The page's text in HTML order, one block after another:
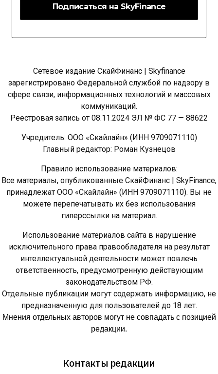
Сетевое издание СкайФинанс | Skyfinance
зарегистрировано Федеральной службой по надзору в
сфере связи, информационных технологий и массовых
коммуникаций.
Реестровая запись от 08.11.2024 ЭЛ № ФС 77 — 88622
Учредитель: ООО «Скайлайн» (ИНН 9709071110)
Главный редактор: Роман Кузнецов
Правило использование материалов:
Все материалы, опубликованные СкайФинанс | SkyFinance,
принадлежат ООО «Скайлайн» (ИНН 9709071110). Вы не
можете перепечатывать их без использования
гиперссылки на материал.
Использование материалов сайта в нарушение
исключительного права правообладателя на результат
интеллектуальной деятельности может повлечь
ответственность, предусмотренную действующим
законодательством РФ.
Отдельные публикации могут содержать информацию, не
предназначенную для пользователей до 18 лет.
Мнения отдельных авторов могут не совпадать с позицией
редакции.
Контакты редакции